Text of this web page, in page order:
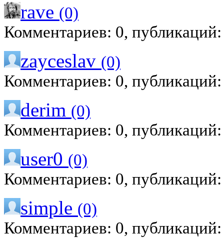
rave (0)
Комментариев: 0,
zayceslav (0)
Комментариев: 0,
derim (0)
Комментариев: 0,
user0 (0)
Комментариев: 0,
simple (0)
Комментариев: 0,